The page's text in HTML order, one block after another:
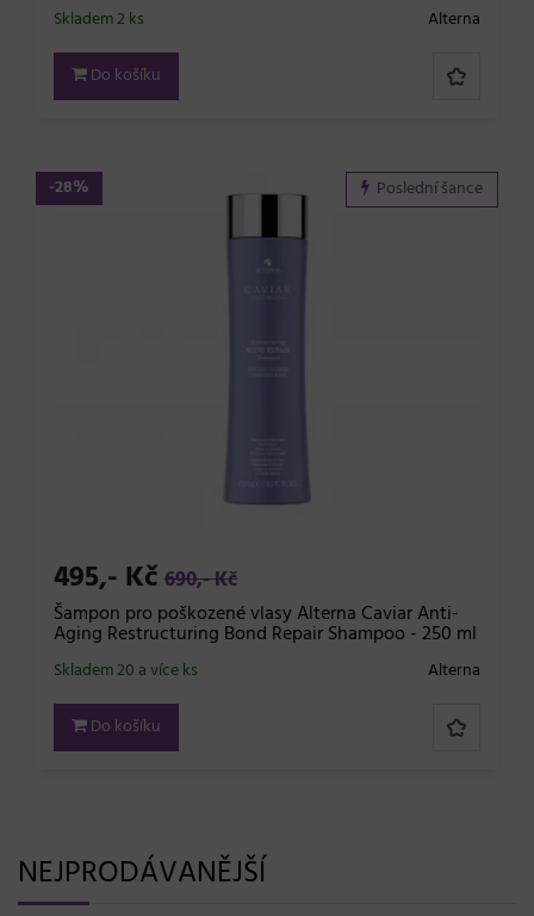
Alterna
Skladem 2 ks
Do košíku
-28% Poslední šance
495,- Kč 690,- Kč
Šampon pro poškozené vlasy Alterna Caviar Anti-
Aging Restructuring Bond Repair Shampoo - 250 ml
Alterna
Skladem 20 a více ks
Do košíku
NEJPRODÁVANĚJŠÍ